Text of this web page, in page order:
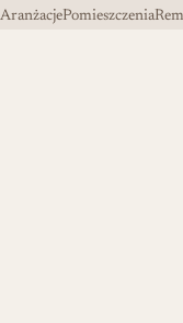
AranżacjePomieszczenia